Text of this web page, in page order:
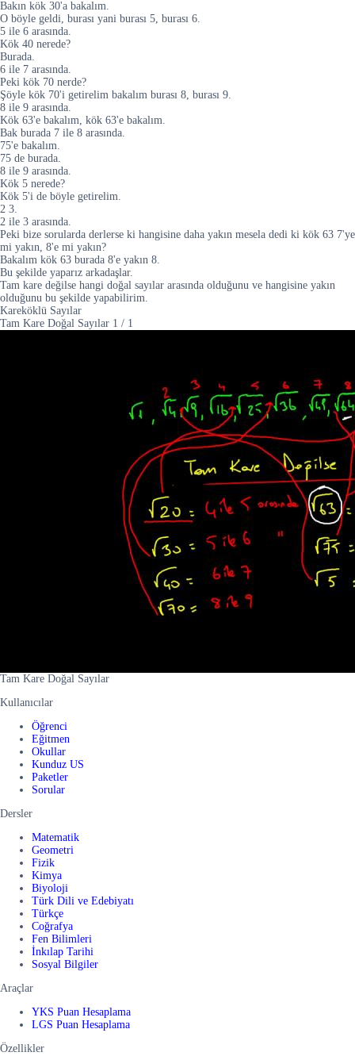
Bakın kök 30'a bakalım.
O böyle geldi, burası yani burası 5, burası 6.
5 ile 6 arasında.
Kök 40 nerede?
Burada.
6 ile 7 arasında.
Peki kök 70 nerde?
Şöyle kök 70'i getirelim bakalım burası 8, burası 9.
8 ile 9 arasında.
Kök 63'e bakalım, kök 63'e bakalım.
Bak burada 7 ile 8 arasında.
75'e bakalım.
75 de burada.
8 ile 9 arasında.
Kök 5 nerede?
Kök 5'i de böyle getirelim.
2 3.
2 ile 3 arasında.
Peki bize sorularda derlerse ki hangisine daha yakın mesela dedi ki kök 63 7'ye
mi yakın, 8'e mi yakın?
Bakalım kök 63 burada 8'e yakın 8.
Bu şekilde yaparız arkadaşlar.
Tam kare değilse hangi doğal sayılar arasında olduğunu ve hangisine yakın
olduğunu bu şekilde yapabilirim.
Kareköklü Sayılar
Tam Kare Doğal Sayılar 1 / 1
Tam Kare Doğal Sayılar
Kullanıcılar
Öğrenci
Eğitmen
Okullar
Kunduz US
Paketler
Sorular
Dersler
Matematik
Geometri
Fizik
Kimya
Biyoloji
Türk Dili ve Edebiyatı
Türkçe
Coğrafya
Fen Bilimleri
İnkılap Tarihi
Sosyal Bilgiler
Araçlar
YKS Puan Hesaplama
LGS Puan Hesaplama
Özellikler